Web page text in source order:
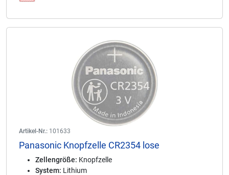
Artikel-Nr.: 101633
Panasonic Knopfzelle CR2354 lose
Zellengröße: Knopfzelle
System: Lithium